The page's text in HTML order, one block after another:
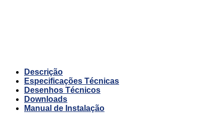
Descrição
Especificações Técnicas
Desenhos Técnicos
Downloads
Manual de Instalação